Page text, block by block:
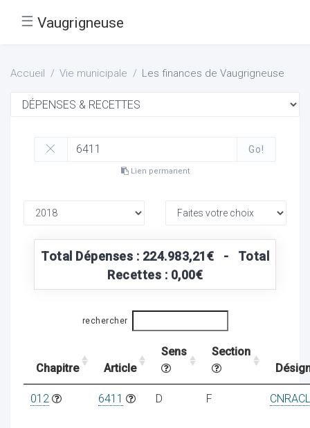
☰ Vaugrigneuse
Accueil Vie municipale Les finances de Vaugrigneuse
Go!
Lien permanent
Total Dépenses : 224.983,21€ - Total
Recettes : 0,00€
rechercher
Chapitre Article
Sens
Section
012 6411 D F CNRACL